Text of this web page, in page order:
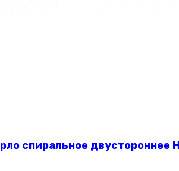
спиральное двустороннее